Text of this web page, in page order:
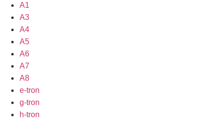
A1
A3
A4
A5
A6
A7
A8
e-tron
g-tron
h-tron